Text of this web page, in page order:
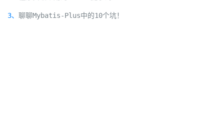
3、 聊聊Mybatis-Plus中的10个坑！